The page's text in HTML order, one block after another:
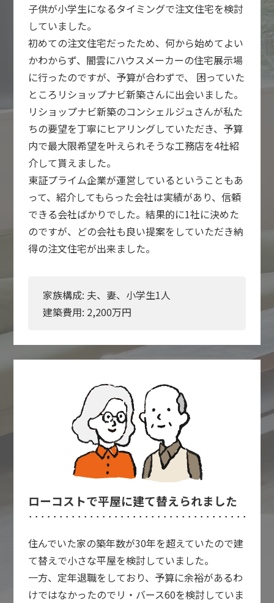
子供が小学生になるタイミングで注文住宅を検討
していました。
初めての注文住宅だったため、何から始めてよい
かわからず、闇雲にハウスメーカーの住宅展示場
に行ったのですが、予算が合わずで、 困っていた
ところリショップナビ新築さんに出会いました。
リショップナビ新築のコンシェルジュさんが私た
ちの要望を丁寧にヒアリングしていただき、予算
内で最大限希望を叶えられそうな工務店を4社紹
介して貰えました。
東証プライム企業が運営しているということもあ
って、紹介してもらった会社は実績があり、信頼
できる会社ばかりでした。結果的に1社に決めた
のですが、どの会社も良い提案をしていただき納
得の注文住宅が出来ました。
家族構成: 夫、妻、小学生1人
建築費用: 2,200万円
ローコストで平屋に建て替えられました
住んでいた家の築年数が30年を超えていたので建
て替えで小さな平屋を検討していました。
一方、定年退職をしており、予算に余裕があるわ
けではなかったのでリ・バース60を検討していま